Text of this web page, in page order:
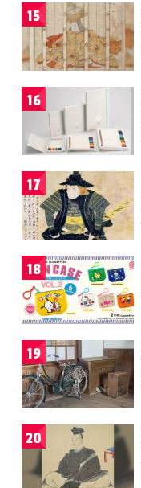
15
16
17
18
19
20